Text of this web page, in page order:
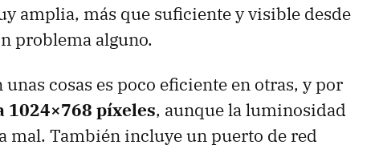
amplia, más que suficiente y visible desde
problema alguno.
cosas es poco eficiente en otras, y por
1024×768 píxeles, aunque la luminosidad
mal. También incluye un puerto de red